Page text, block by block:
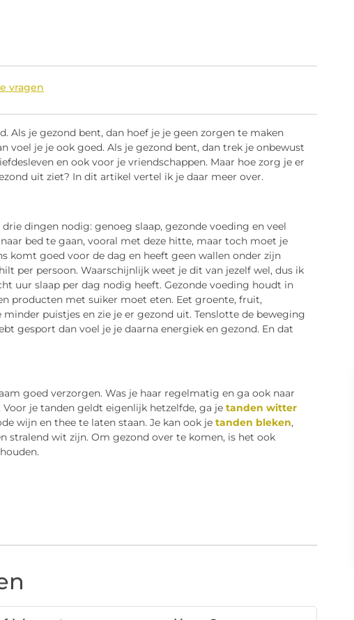
vragen
Als je gezond bent, dan hoef je je geen zorgen te maken
voel je je ook goed. Als je gezond bent, dan trek je onbewust
en ook voor je vriendschappen. Maar hoe zorg je er
uit ziet? In dit artikel vertel ik je daar meer over.
dingen nodig: genoeg slaap, gezonde voeding en veel
bed te gaan, vooral met deze hitte, maar toch moet je
komt goed voor de dag en heeft geen wallen onder zijn
per persoon. Waarschijnlijk weet je dit van jezelf wel, dus ik
uur slaap per dag nodig heeft. Gezonde voeding houdt in
producten met suiker moet eten. Eet groente, fruit,
puistjes en zie je er gezond uit. Tenslotte de beweging
gesport dan voel je je daarna energiek en gezond. En dat
goed verzorgen. Was je haar regelmatig en ga ook naar
je tanden geldt eigenlijk hetzelfde, ga je tanden witter
wijn en thee te laten staan. Je kan ook je tanden bleken,
stralend wit zijn. Om gezond over te komen, is het ook